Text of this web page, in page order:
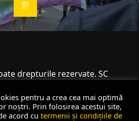
drepturile rezervate. SC
pentru a crea cea mai optimă
noștri. Prin folosirea acestui site,
acord cu termenii și condițiile de